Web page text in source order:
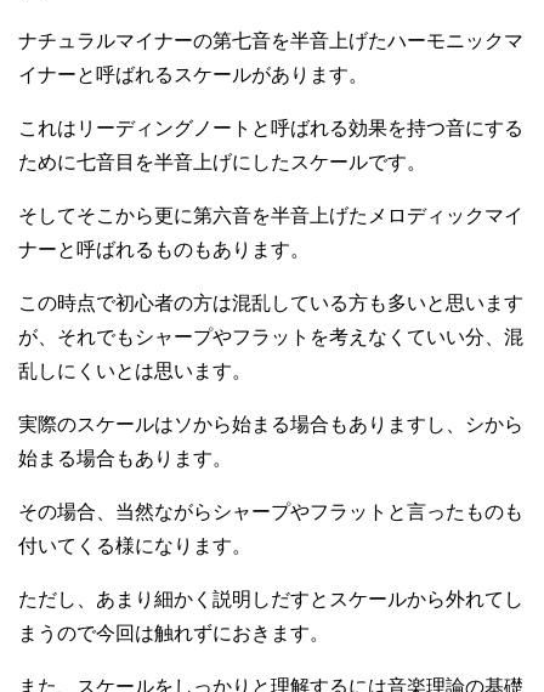
ナチュラルマイナーの第七音を半音上げたハーモニックマ
イナーと呼ばれるスケールがあります。
これはリーディングノートと呼ばれる効果を持つ音にする
ために七音目を半音上げにしたスケールです。
そしてそこから更に第六音を半音上げたメロディックマイ
ナーと呼ばれるものもあります。
この時点で初心者の方は混乱している方も多いと思います
が、それでもシャープやフラットを考えなくていい分、混
乱しにくいとは思います。
実際のスケールはソから始まる場合もありますし、シから
始まる場合もあります。
その場合、当然ながらシャープやフラットと言ったものも
付いてくる様になります。
ただし、あまり細かく説明しだすとスケールから外れてし
まうので今回は触れずにおきます。
また、スケールをしっかりと理解するには音楽理論の基礎